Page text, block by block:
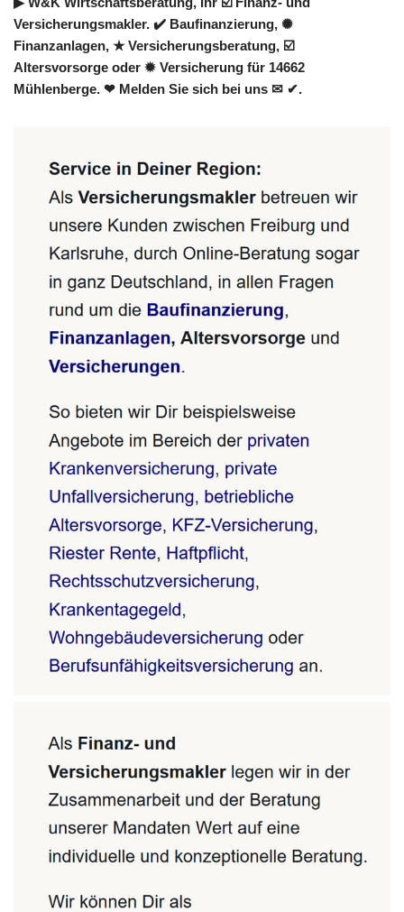
Versicherungsmakler. ✔️ Baufinanzierung, ✺
Finanzanlagen, ★ Versicherungsberatung, ☑️
Altersvorsorge oder ✹ Versicherung für 14662
Mühlenberge. ❤ Melden Sie sich bei uns ✉ ✔.